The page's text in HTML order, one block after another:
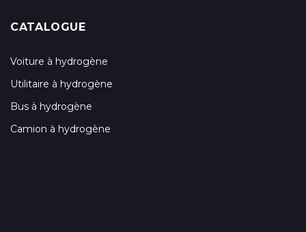
CATALOGUE
Voiture à hydrogène
Utilitaire à hydrogène
Bus à hydrogène
Camion à hydrogène